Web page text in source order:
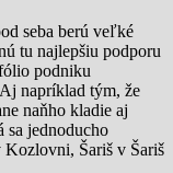
seba berú veľké
tu najlepšiu podporu
podniku
napríklad tým, že
naňho kladie aj
sa jednoducho
Šariš v Šariš